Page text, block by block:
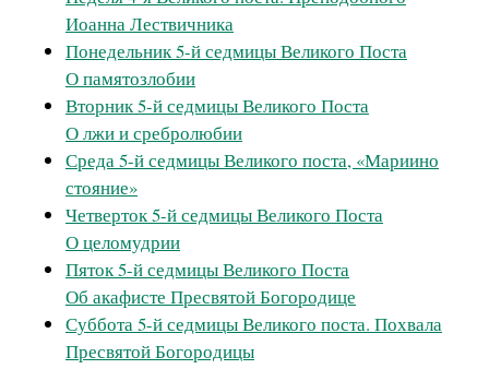
Иоанна Лествичника
Понедельник 5-й седмицы Великого Поста
О памятозлобии
Вторник 5-й седмицы Великого Поста
О лжи и сребролюбии
Среда 5-й седмицы Великого поста, «Мариино
стояние»
Четверток 5-й седмицы Великого Поста
О целомудрии
Пяток 5-й седмицы Великого Поста
Об акафисте Пресвятой Богородице
Суббота 5-й седмицы Великого поста. Похвала
Пресвятой Богородицы